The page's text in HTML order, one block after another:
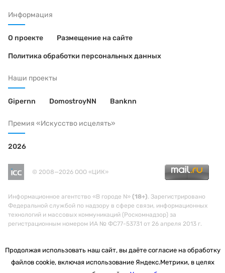
Информация
О проекте Размещение на сайте
Политика обработки персональных данных
Наши проекты
Gipernn DomostroyNN Banknn
Премия «Искусство исцелять»
2026
© 2008—2026 ООО «ЦИК»
Информационное агентство «В городе N» (18+). Зарегистрировано
Федеральной службой по надзору в сфере связи, информационных
технологий и массовых коммуникаций (Роскомнадзор) за
регистрационным номером ИА № ФС77-53731 от 26 апреля 2013 г.
Продолжая использовать наш сайт, вы даёте согласие на обработку
файлов cookie, включая использование Яндекс.Метрики, в целях